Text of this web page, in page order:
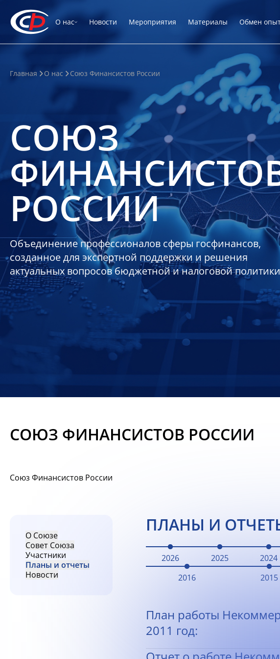
О нас Новости Мероприятия Материалы Обмен
Главная О нас Союз Финансистов России
СОЮЗ
РОССИИ
Объединение профессионалов сферы госфинансов,
созданное для экспертной поддержки и решения
актуальных вопросов бюджетной и налоговой политики
СОЮЗ ФИНАНСИСТОВ РОССИИ
Союз Финансистов России
О Союзе
Совет Союза
Участники
Планы и отчеты
Новости
ПЛАНЫ И
2026 2025 2024
2016
2015
План работы
2011 год: